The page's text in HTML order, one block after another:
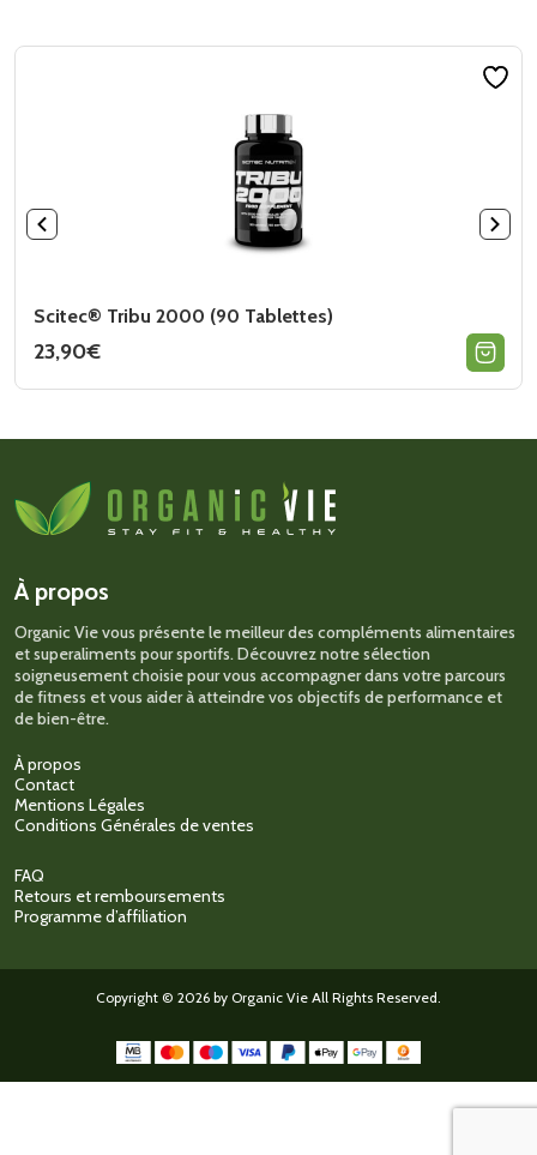
Scitec® Tribu 2000 (90 Tablettes)
23,90€
À propos
Organic Vie vous présente le meilleur des compléments alimentaires
et superaliments pour sportifs. Découvrez notre sélection
soigneusement choisie pour vous accompagner dans votre parcours
de fitness et vous aider à atteindre vos objectifs de performance et
de bien-être.
À propos
Contact
Mentions Légales
Conditions Générales de ventes
FAQ
Retours et remboursements
Programme d’affiliation
Copyright © 2026 by Organic Vie All Rights Reserved.